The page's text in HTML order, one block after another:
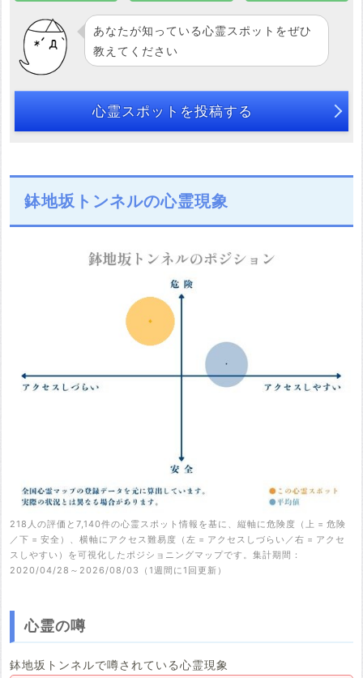
あなたが知っている心霊スポットをぜひ
教えてください
心霊スポットを投稿する
鉢地坂トンネルの心霊現象
218人の評価と7,140件の心霊スポット情報を基に、縦軸に危険度（上 = 危険
／下 = 安全）、横軸にアクセス難易度（左 = アクセスしづらい／右 = アクセ
スしやすい）を可視化したポジショニングマップです。集計期間：
2020/04/28～2026/08/03（1週間に1回更新）
心霊の噂
鉢地坂トンネルで噂されている心霊現象